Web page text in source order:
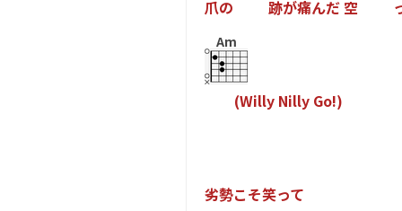
爪の 跡が痛んだ 空
Am
(Willy Nilly Go!)
劣勢こそ笑って